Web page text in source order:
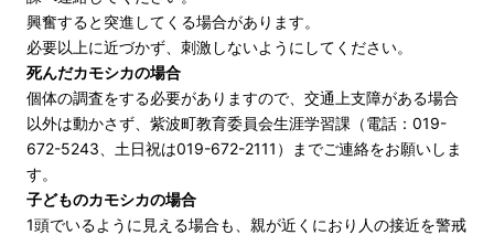
興奮すると突進してくる場合があります。
必要以上に近づかず、刺激しないようにしてください。
死んだカモシカの場合
個体の調査をする必要がありますので、交通上支障がある場合
以外は動かさず、紫波町教育委員会生涯学習課（電話：019-
672-5243、土日祝は019-672-2111）までご連絡をお願いしま
す。
子どものカモシカの場合
1頭でいるように見える場合も、親が近くにおり人の接近を警戒